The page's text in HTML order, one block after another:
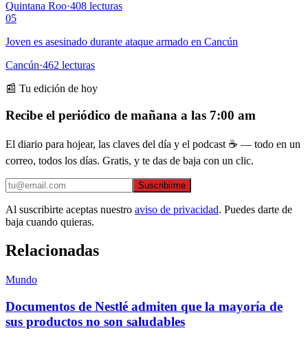
Quintana Roo·408 lecturas
05
Joven es asesinado durante ataque armado en Cancún
Cancún·462 lecturas
📰 Tu edición de hoy
Recibe el periódico de mañana a las 7:00 am
El diario para hojear, las claves del día y el podcast ☕ — todo en un
correo, todos los días. Gratis, y te das de baja con un clic.
Suscribirme
Al suscribirte aceptas nuestro aviso de privacidad. Puedes darte de
baja cuando quieras.
Relacionadas
Mundo
Documentos de Nestlé admiten que la mayoría de
sus productos no son saludables